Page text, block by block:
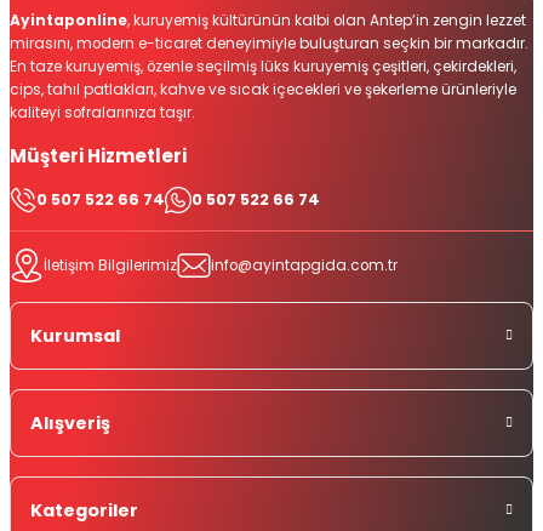
Ayintaponline, kuruyemiş kültürünün kalbi olan Antep’in zengin lezzet
mirasını, modern e-ticaret deneyimiyle buluşturan seçkin bir markadır.
En taze kuruyemiş, özenle seçilmiş lüks kuruyemiş çeşitleri, çekirdekleri,
cips, tahıl patlakları, kahve ve sıcak içecekleri ve şekerleme ürünleriyle
kaliteyi sofralarınıza taşır.
Müşteri Hizmetleri
0 507 522 66 74 0 507 522 66 74
İletişim Bilgilerimiz info@ayintapgida.com.tr
Kurumsal
Alışveriş
Kategoriler